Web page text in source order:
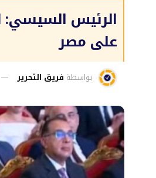
الرئيس السيسي:
على مصر
بواسطة فريق التحرير